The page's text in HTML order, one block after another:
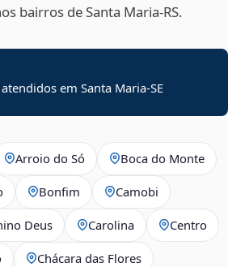
bairros de Santa Maria‑RS.
em Santa Maria-SE
Arroio do Só Boca do Monte
Bonfim Camobi
Deus Carolina Centro
Chácara das Flores